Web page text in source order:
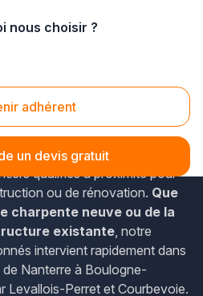
nous choisir ?
adhérent
un devis gratuit
Seine (92)
de charpente dans les
Plus que pro vous met en
qualifiés à proximité pour
ou de rénovation. Que
charpente neuve ou de la
existante, notre
intervient rapidement dans
Nanterre à Boulogne-
Levallois-Perret et Courbevoie.